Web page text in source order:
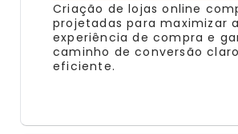
Criação de lojas online
projetadas para maximizar a
experiência de compra e
caminho de conversão
eficiente.